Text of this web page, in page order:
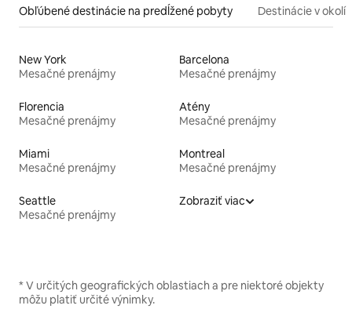
Obľúbené destinácie na predĺžené pobyty Destinácie v okolí
New York
Mesačné prenájmy
Barcelona
Mesačné prenájmy
Florencia
Mesačné prenájmy
Atény
Mesačné prenájmy
Miami
Mesačné prenájmy
Montreal
Mesačné prenájmy
Seattle
Mesačné prenájmy
Zobraziť viac
* V určitých geografických oblastiach a pre niektoré objekty
môžu platiť určité výnimky.